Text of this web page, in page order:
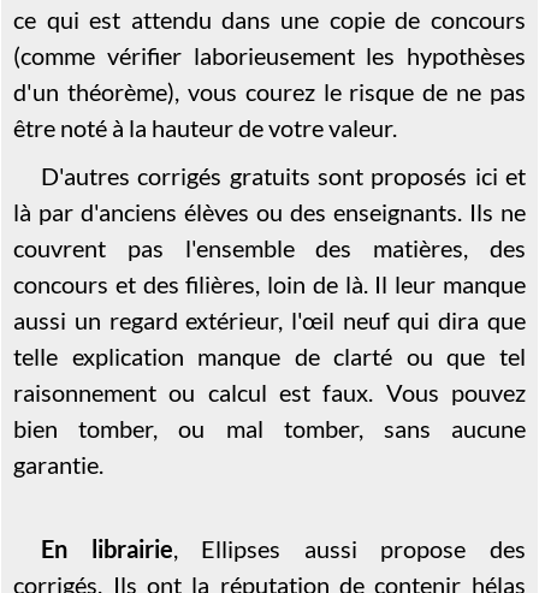
ce qui est attendu dans une copie de concours
(comme vérifier laborieusement les hypothèses
d'un théorème), vous courez le risque de ne pas
être noté à la hauteur de votre valeur.
D'autres corrigés gratuits sont proposés ici et
là par d'anciens élèves ou des enseignants. Ils ne
couvrent pas l'ensemble des matières, des
concours et des filières, loin de là. Il leur manque
aussi un regard extérieur, l'œil neuf qui dira que
telle explication manque de clarté ou que tel
raisonnement ou calcul est faux. Vous pouvez
bien tomber, ou mal tomber, sans aucune
garantie.
En librairie, Ellipses aussi propose des
corrigés. Ils ont la réputation de contenir hélas